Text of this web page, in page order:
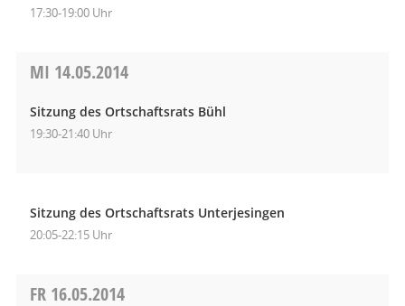
17:30-19:00 Uhr
MI 14.05.2014
Sitzung des Ortschaftsrats Bühl
19:30-21:40 Uhr
Sitzung des Ortschaftsrats Unterjesingen
20:05-22:15 Uhr
FR 16.05.2014